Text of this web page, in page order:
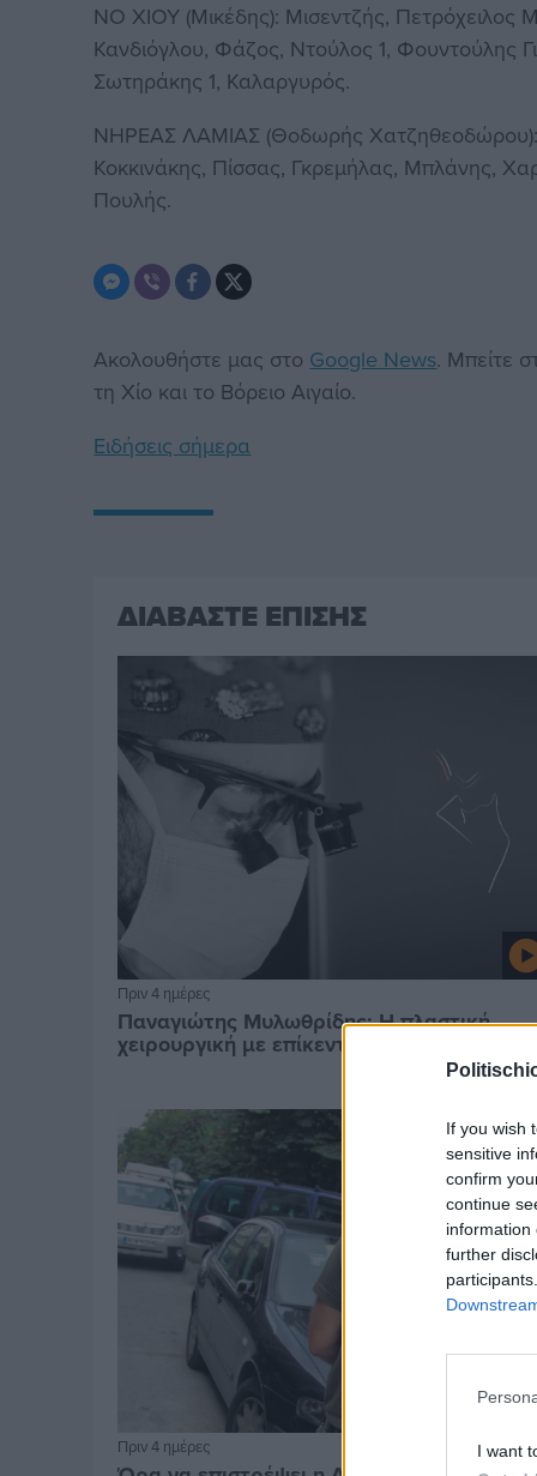
If you wish
sensitive
confirm
continue
information
further
I want
ΝΟ ΧΙΟΥ (Μικέδης): Μισεντζής,
Κανδιόγλου, Φάζος, Ντούλος 1, Φουντούλης
Σωτηράκης 1, Καλαργυρός.
ΝΗΡΕΑΣ ΛΑΜΙΑΣ (Θοδωρής
Κοκκινάκης, Πίσσας, Γκρεμήλας, Μπλάνης,
Πουλής.
Ακολουθήστε μας στο Google News. Μπείτε
τη Χίο και το Βόρειο Αιγαίο.
Ειδήσεις σήμερα
ΔΙΑΒΑΣΤΕ ΕΠΙΣΗΣ
Πριν 4 ημέρες
Παναγιώτης Μυλωθρίδης: Η πλαστική
χειρουργική με επίκεντρο τον άνθρωπο
Πριν 4 ημέρες